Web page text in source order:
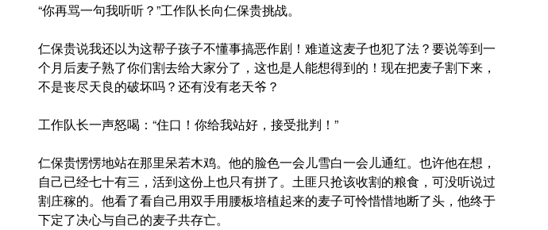
“你再骂一句我听听？”工作队长向仁保贵挑战。
仁保贵说我还以为这帮子孩子不懂事搞恶作剧！难道这麦子也犯了法？要说等到一
个月后麦子熟了你们割去给大家分了，这也是人能想得到的！现在把麦子割下来，
不是丧尽天良的破坏吗？还有没有老天爷？
工作队长一声怒喝：“住口！你给我站好，接受批判！”
仁保贵愣愣地站在那里呆若木鸡。他的脸色一会儿雪白一会儿通红。也许他在想，
自己已经七十有三，活到这份上也只有拼了。土匪只抢该收割的粮食，可没听说过
割庄稼的。他看了看自己用双手用腰板培植起来的麦子可怜惜惜地断了头，他终于
下定了决心与自己的麦子共存亡。